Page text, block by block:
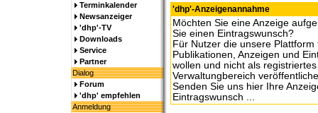
Terminkalender
Newsanzeiger
'dhp'-TV
Downloads
Service
Partner
Dialog
Forum
'dhp' empfehlen
Anmeldung
'dhp'-Anzeigenannahme
Möchten Sie eine Anzeige
Sie einen Eintragswunsch?
Für Nutzer die unsere
Publikationen, Anzeigen und
wollen und nicht als
Verwaltungbereich
Senden Sie uns hier Ihre
Eintragswunsch ...